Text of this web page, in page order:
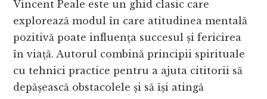
Vincent Peale este un ghid clasic care
explorează modul în care atitudinea mentală
pozitivă poate influența succesul și fericirea
în viață. Autorul combină principii spirituale
cu tehnici practice pentru a ajuta cititorii să
depășească obstacolele și să își atingă